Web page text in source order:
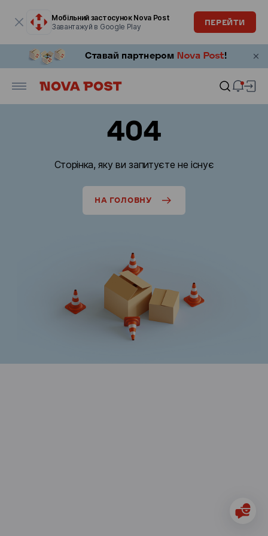
Мобільний застосунок Nova Post
Завантажуй в Google Play
ПЕРЕЙТИ
404
Сторінка, яку ви запитуєте не існує
НА ГОЛОВНУ